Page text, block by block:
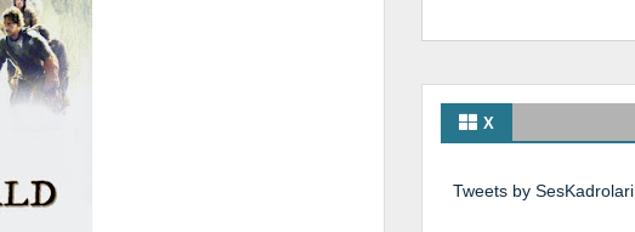
X
Tweets by SesKadrolari